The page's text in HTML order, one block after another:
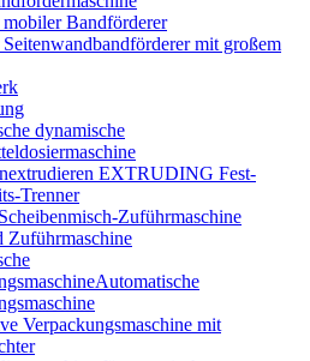
mobiler Bandförderer
mit großem
dynamische
EXTRUDING Fest-
Trenner
Zuführmaschine
Zuführmaschine
Verpackungsmaschine mit